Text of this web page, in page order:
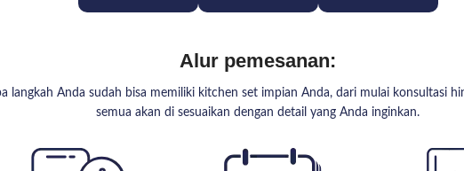
Alur pemesanan:
langkah Anda sudah bisa memiliki kitchen set impian Anda, dari mulai konsultasi
semua akan di sesuaikan dengan detail yang Anda inginkan.